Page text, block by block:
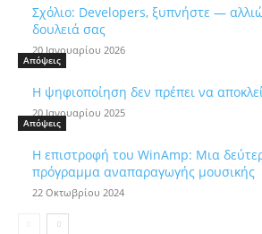
Σχόλιο: Developers, ξυπνήστε —
δουλειά σας
20 Ιανουαρίου 2026
Απόψεις
Η ψηφιοποίηση δεν πρέπει να
20 Ιανουαρίου 2025
Απόψεις
Η επιστροφή του WinAmp: Μια
πρόγραμμα αναπαραγωγής μουσικής
22 Οκτωβρίου 2024